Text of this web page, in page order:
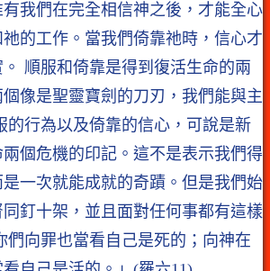
我們在完全相信神之後，才能全心
的工作。當我們倚靠祂時，信心才
順服和倚靠是得到復活生命的兩
像是聖靈寶劍的刀刃，我們能與主
的行為以及倚靠的信心，可說是新
個危機的印記。這不是表示我們得
一次就能成就的奇蹟。但是我們始
釘十架，並且面對任何事都有這樣
向罪也當看自己是死的；向神在